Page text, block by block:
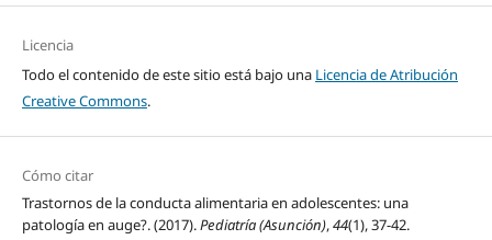
Licencia
Todo el contenido de este sitio está bajo una Licencia de Atribución
Creative Commons.
Cómo citar
Trastornos de la conducta alimentaria en adolescentes: una
patología en auge?. (2017).Pediatría (Asunción),44(1), 37-42.